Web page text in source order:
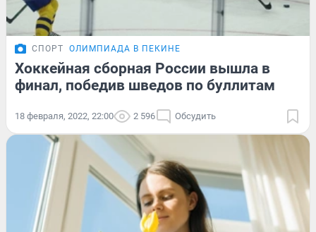
СПОРТ ОЛИМПИАДА В ПЕКИНЕ
Хоккейная сборная России вышла в
финал, победив шведов по буллитам
18 февраля, 2022, 22:00 2 596 Обсудить